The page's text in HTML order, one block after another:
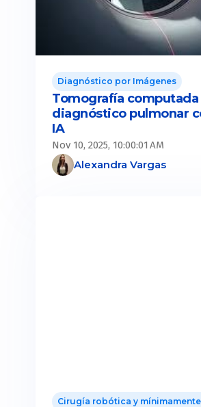
Diagnóstico por Imágenes
Tomografía computada
diagnóstico pulmonar
IA
Nov 10, 2025, 10:00:01 AM
Alexandra Vargas
Cirugía robótica y